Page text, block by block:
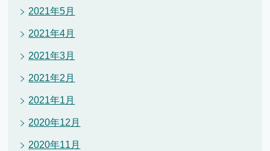
2021年5月
2021年4月
2021年3月
2021年2月
2021年1月
2020年12月
2020年11月